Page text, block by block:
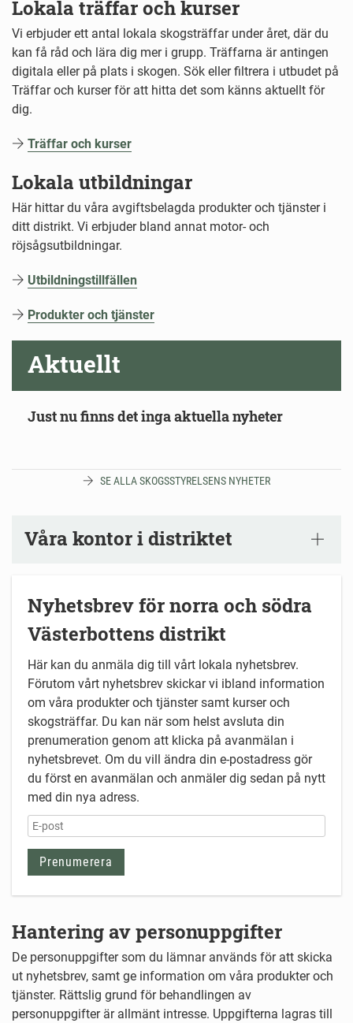
Lokala träffar och kurser
Vi erbjuder ett antal lokala skogsträffar under året, där du
kan få råd och lära dig mer i grupp. Träffarna är antingen
digitala eller på plats i skogen. Sök eller filtrera i utbudet på
Träffar och kurser för att hitta det som känns aktuellt för
dig.
Träffar och kurser
Lokala utbildningar
Här hittar du våra avgiftsbelagda produkter och tjänster i
ditt distrikt. Vi erbjuder bland annat motor- och
röjsågsutbildningar.
Utbildningstillfällen
Produkter och tjänster
Aktuellt
Just nu finns det inga aktuella nyheter
SE ALLA SKOGSSTYRELSENS NYHETER
Våra kontor i distriktet
Nyhetsbrev för norra och södra
Västerbottens distrikt
Här kan du anmäla dig till vårt lokala nyhetsbrev.
Förutom vårt nyhetsbrev skickar vi ibland information
om våra produkter och tjänster samt kurser och
skogsträffar. Du kan när som helst avsluta din
prenumeration genom att klicka på avanmälan i
nyhetsbrevet. Om du vill ändra din e-postadress gör
du först en avanmälan och anmäler dig sedan på nytt
med din nya adress.
Hantering av personuppgifter
De personuppgifter som du lämnar används för att skicka
ut nyhetsbrev, samt ge information om våra produkter och
tjänster. Rättslig grund för behandlingen av
personuppgifter är allmänt intresse. Uppgifterna lagras till